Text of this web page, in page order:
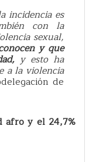
incidencia es
con la
sexual,
y que
y esto ha
a la violencia
de
afro y el 24,7%